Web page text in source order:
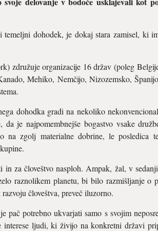
dohodek, je dokaj stara zamisel, ki
združuje organizacije 16 držav (poleg
Mehiko, Nemčijo, Nizozemsko,
dohodka gradi na nekoliko
da je najpomembnejše bogastvo vsake
na zgolj materialne dobrine, le posledica
in za človeštvo nasploh. Ampak, žal, v
raznolikem planetu, bi bilo razmišljanje o
človeštva, preveč iluzorno.
pač potrebno ukvarjati samo s svojim
interese ljudi, ki živijo na konkretni državi